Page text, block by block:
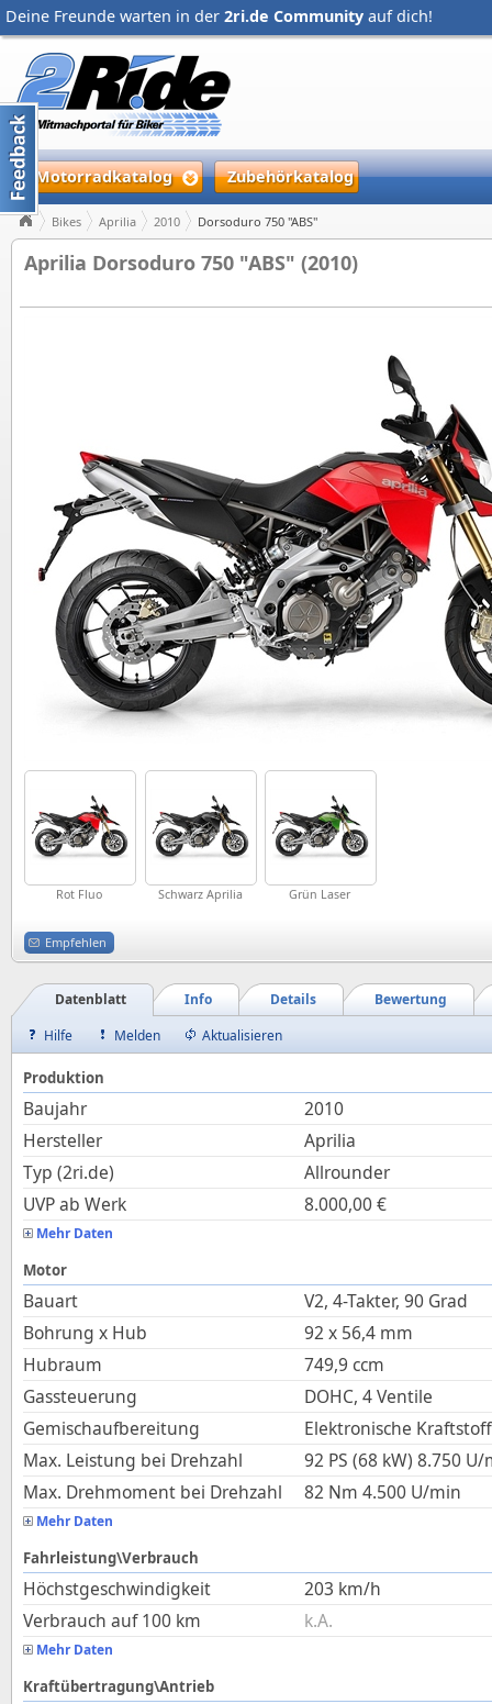
Deine Freunde warten in der 2ri.de Community auf dich!
Motorradkatalog Zubehörkatalog
Bikes Aprilia 2010 Dorsoduro 750 "ABS"
Aprilia Dorsoduro 750 "ABS" (2010)
Rot Fluo Schwarz Aprilia Grün Laser
Empfehlen
Bewertung
Details
Info
Datenblatt
Hilfe
Melden Aktualisieren
Produktion
Baujahr
2010
Hersteller
Aprilia
Typ (2ri.de)
Allrounder
UVP ab Werk
8.000,00€
Mehr Daten
Motor
Bauart
V2, 4-Takter, 90 Grad
Bohrung x Hub
92 x 56,4 mm
Hubraum
749,9 ccm
Gassteuerung
DOHC, 4 Ventile
Gemischaufbereitung
Elektronische
Max. Leistung bei Drehzahl
92 PS (68 kW) 8.750 U/
Max. Drehmoment bei Drehzahl
82 Nm 4.500 U/min
Mehr Daten
Fahrleistung\Verbrauch
Höchstgeschwindigkeit 203 km/h
Verbrauch auf 100 km
k.A.
Mehr Daten
Kraftübertragung\Antrieb